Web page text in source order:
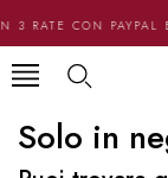
3 RATE CON
Solo in